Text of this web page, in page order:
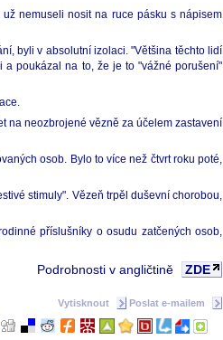
nemuseli nosit na ruce pásku s nápisem
byli v absolutní izolaci. "Většina těchto lidí
a poukázal na to, že je to "vážné porušení"
na neozbrojené vězně za účelem zastavení
osob. Bylo to více než čtvrt roku poté,
stimuly". Vězeň trpěl duševní chorobou,
příslušníky o osudu zatčených osob,
Podrobnosti v angličtině ZDE
Vytisknout Poslat e-mailem